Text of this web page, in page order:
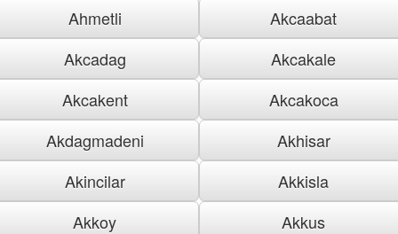
Ahmetli
Akcaabat
Akcadag
Akcakale
Akcakent
Akcakoca
Akdagmadeni
Akhisar
Akincilar
Akkisla
Akkoy
Akkus